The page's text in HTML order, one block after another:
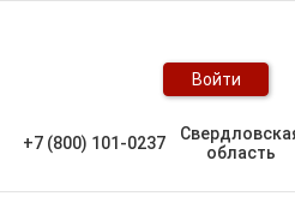
Войти
+7 (800) 101-0237
область